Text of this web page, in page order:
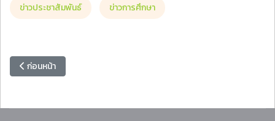
ข่าวประชาสัมพันธ์ ข่าวการศึกษา
เนื้อหาก่อนหน้า: ประกาศฯ เรื่อง ปฏิทินวิชาการสำหรับนักศึกษาภาคปกติ ป
ก่อนหน้า